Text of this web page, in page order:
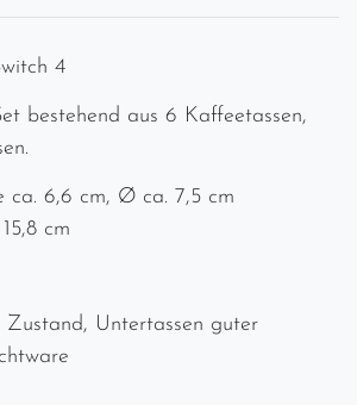
4
bestehend aus 6 Kaffeetassen,
ca. 6,6 cm, Ø ca. 7,5 cm
cm
Zustand, Untertassen guter